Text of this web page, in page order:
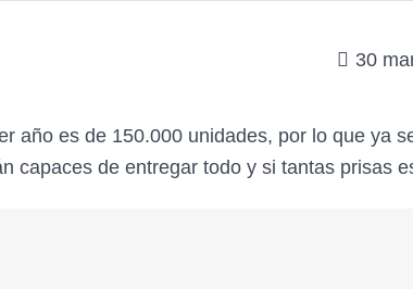
30
año es de 150.000 unidades, por lo que ya
capaces de entregar todo y si tantas prisas